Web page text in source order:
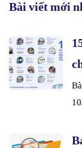
Bài viết mới